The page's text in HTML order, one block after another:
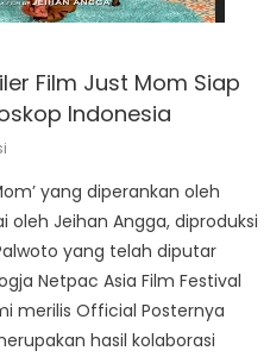
Film Just Mom Siap
Indonesia
yang diperankan oleh
oleh Jeihan Angga, diproduksi
yang telah diputar
Netpac Asia Film Festival
merilis Official Posternya
hasil kolaborasi